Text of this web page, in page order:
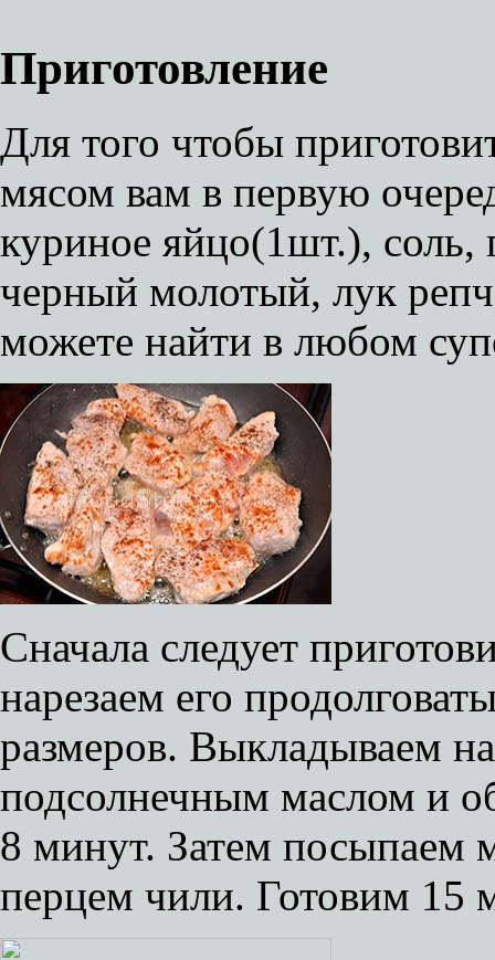
Приготовление
Для того чтобы
мясом вам в первую
куриное яйцо(1шт.),
черный молотый, лук
можете найти в любом
Сначала следует
нарезаем его
размеров. Выкладываем
подсолнечным маслом и
8 минут. Затем
перцем чили. Готовим 15